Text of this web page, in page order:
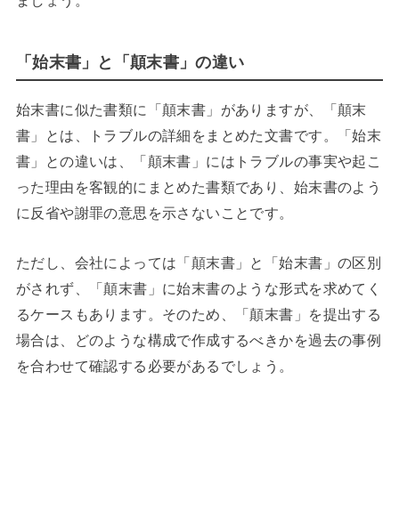
「始末書」と「顛末書」の違い
始末書に似た書類に「顛末書」がありますが、「顛末
書」とは、トラブルの詳細をまとめた文書です。「始末
書」との違いは、「顛末書」にはトラブルの事実や起こ
った理由を客観的にまとめた書類であり、始末書のよう
に反省や謝罪の意思を示さないことです。
ただし、会社によっては「顛末書」と「始末書」の区別
がされず、「顛末書」に始末書のような形式を求めてく
るケースもあります。そのため、「顛末書」を提出する
場合は、どのような構成で作成するべきかを過去の事例
を合わせて確認する必要があるでしょう。